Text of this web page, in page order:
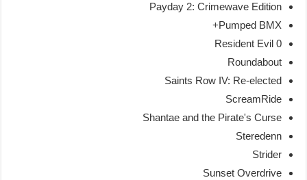
Payday 2: Crimewave Edition
Pumped BMX+
Resident Evil 0
Roundabout
Saints Row IV: Re-elected
ScreamRide
Shantae and the Pirate's Curse
Steredenn
Strider
Sunset Overdrive